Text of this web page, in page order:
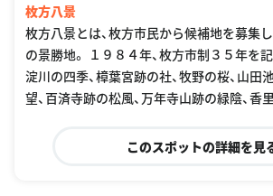
枚方八景
枚方八景とは、枚方市民から候補地を募集
の景勝地。 １９８４年、枚方市制３５年を記
淀川の四季、樟葉宮跡の社、牧野の桜、山田
望、百済寺跡の松風、万年寺山跡の緑陰、香
このスポットの詳細を見